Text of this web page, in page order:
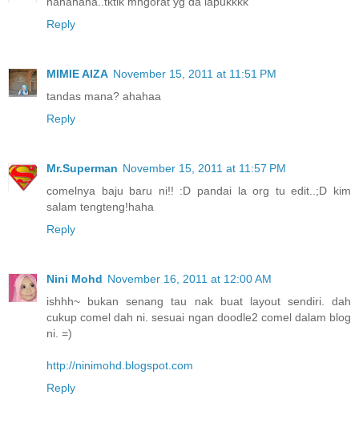
Reply
MIMIE AIZA November 15, 2011 at 11:51 PM
tandas mana? ahahaa
Reply
Mr.Superman November 15, 2011 at 11:57 PM
comelnya baju baru ni!! :D pandai la org tu edit..;D kim
salam tengteng!haha
Reply
Nini Mohd November 16, 2011 at 12:00 AM
ishhh~ bukan senang tau nak buat layout sendiri. dah
cukup comel dah ni. sesuai ngan doodle2 comel dalam blog
ni. =)
http://ninimohd.blogspot.com
Reply